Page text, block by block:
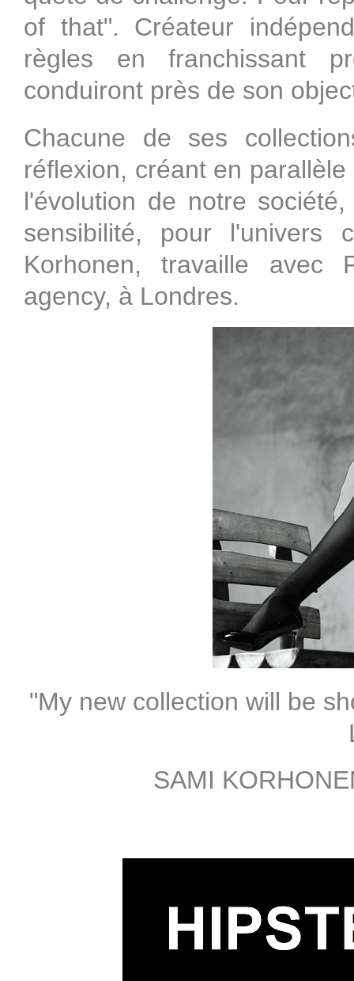
of that". Créateur
règles en franchissant
conduiront près de son
Chacune de ses
réflexion, créant en
l'évolution de notre
sensibilité, pour l'univers
Korhonen, travaille avec
agency, à Londres.
"My new collection will be
SAMI